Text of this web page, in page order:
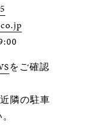
をご確認
隣の駐車